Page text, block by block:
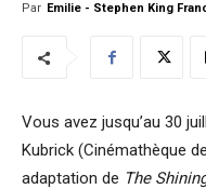
Par Emilie - Stephen King
Vous avez jusqu’au 30
Kubrick (Cinémathèque
adaptation de The